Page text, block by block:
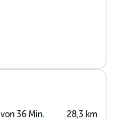
von 36 Min. 28,3 km